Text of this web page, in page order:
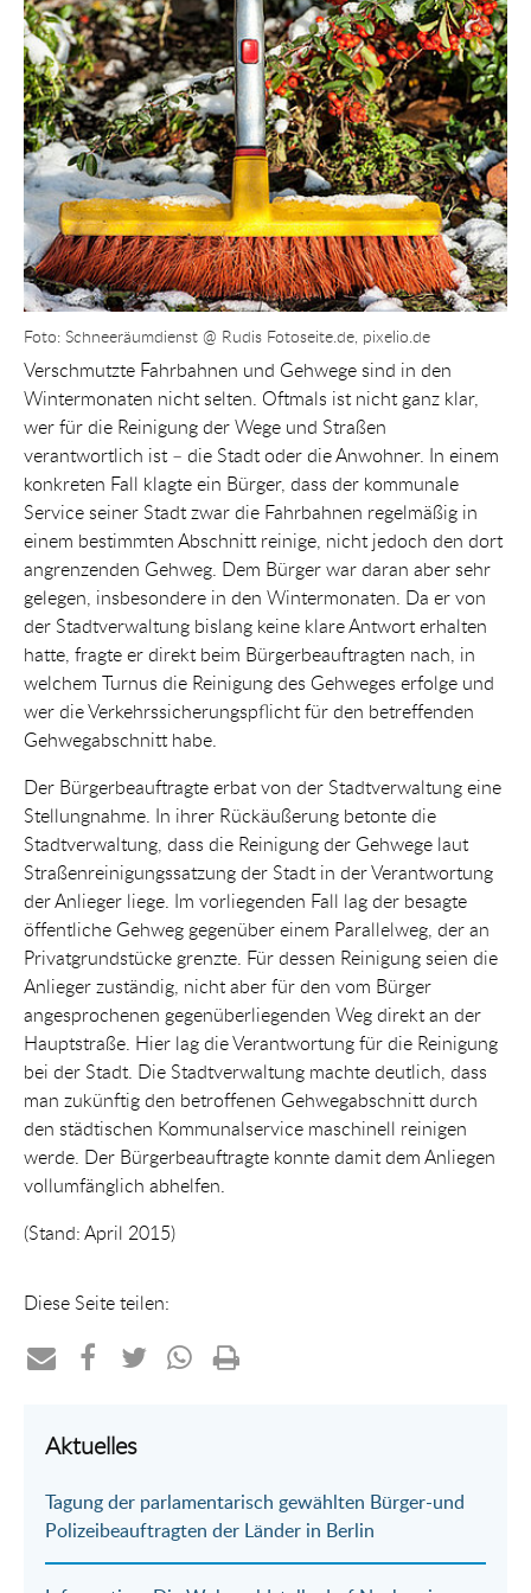
Foto: Schneeräumdienst @ Rudis Fotoseite.de, pixelio.de
Verschmutzte Fahrbahnen und Gehwege sind in den
Wintermonaten nicht selten. Oftmals ist nicht ganz klar,
wer für die Reinigung der Wege und Straßen
verantwortlich ist – die Stadt oder die Anwohner. In einem
konkreten Fall klagte ein Bürger, dass der kommunale
Service seiner Stadt zwar die Fahrbahnen regelmäßig in
einem bestimmten Abschnitt reinige, nicht jedoch den dort
angrenzenden Gehweg. Dem Bürger war daran aber sehr
gelegen, insbesondere in den Wintermonaten. Da er von
der Stadtverwaltung bislang keine klare Antwort erhalten
hatte, fragte er direkt beim Bürgerbeauftragten nach, in
welchem Turnus die Reinigung des Gehweges erfolge und
wer die Verkehrssicherungspflicht für den betreffenden
Gehwegabschnitt habe.
Der Bürgerbeauftragte erbat von der Stadtverwaltung eine
Stellungnahme. In ihrer Rückäußerung betonte die
Stadtverwaltung, dass die Reinigung der Gehwege laut
Straßenreinigungssatzung der Stadt in der Verantwortung
der Anlieger liege. Im vorliegenden Fall lag der besagte
öffentliche Gehweg gegenüber einem Parallelweg, der an
Privatgrundstücke grenzte. Für dessen Reinigung seien die
Anlieger zuständig, nicht aber für den vom Bürger
angesprochenen gegenüberliegenden Weg direkt an der
Hauptstraße. Hier lag die Verantwortung für die Reinigung
bei der Stadt. Die Stadtverwaltung machte deutlich, dass
man zukünftig den betroffenen Gehwegabschnitt durch
den städtischen Kommunalservice maschinell reinigen
werde. Der Bürgerbeauftragte konnte damit dem Anliegen
vollumfänglich abhelfen.
(Stand: April 2015)
Diese Seite teilen:
per
Mail
auf
Aktuelles
Tagung der parlamentarisch gewählten Bürger-und
Polizeibeauftragten der Länder in Berlin